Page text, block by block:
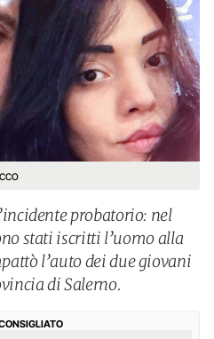
probatorio: nel
stati iscritti l’uomo alla
l’auto dei due giovani
di Salerno.